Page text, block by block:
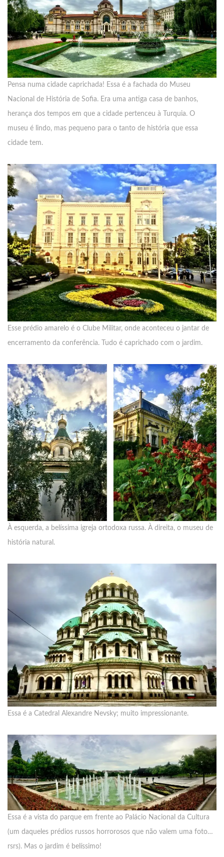
Pensa numa cidade caprichada! Essa é a fachada do Museu
Nacional de História de Sofia. Era uma antiga casa de banhos,
herança dos tempos em que a cidade pertenceu à Turquia. O
museu é lindo, mas pequeno para o tanto de história que essa
cidade tem.
Esse prédio amarelo é o Clube Militar, onde aconteceu o jantar de
encerramento da conferência. Tudo é caprichado com o jardim.
À esquerda, a belíssima igreja ortodoxa russa. À direita, o museu de
história natural.
Essa é a Catedral Alexandre Nevsky; muito impressionante.
Essa é a vista do parque em frente ao Palácio Nacional da Cultura
(um daqueles prédios russos horrorosos que não valem uma foto…
rsrs). Mas o jardim é belíssimo!